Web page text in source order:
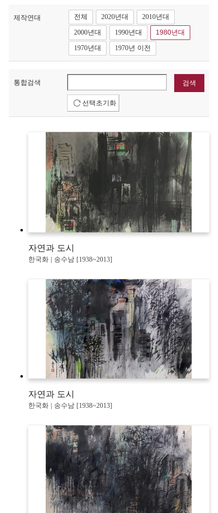
제작연대 전체 2020년대 2010년대
2000년대 1990년대 1980년대
1970년대 1970년 이전
통합검색
선택초기화
자연과 도시
한국화 | 송수남 [1938~2013]
자연과 도시
한국화 | 송수남 [1938~2013]